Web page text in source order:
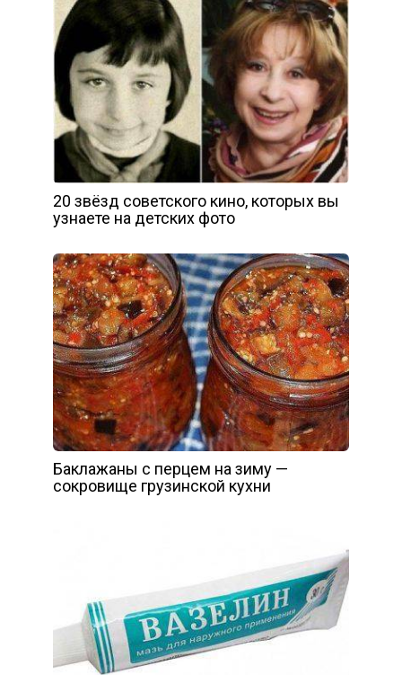
20 звёзд советского кино, которых вы
узнаете на детских фото
Баклажаны с перцем на зиму —
сокровище грузинской кухни